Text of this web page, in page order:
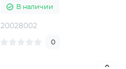
В наличии
20028002
0